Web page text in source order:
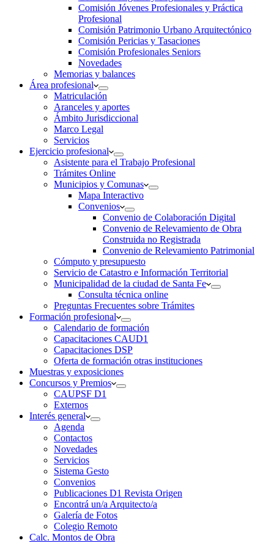
Comisión Jóvenes Profesionales y Práctica
Profesional
Comisión Patrimonio Urbano Arquitectónico
Comisión Pericias y Tasaciones
Comisión Profesionales Seniors
Novedades
Memorias y balances
Área profesional
Matriculación
Aranceles y aportes
Ámbito Jurisdiccional
Marco Legal
Servicios
Ejercicio profesional
Asistente para el Trabajo Profesional
Trámites Online
Municipios y Comunas
Mapa Interactivo
Convenios
Convenio de Colaboración Digital
Convenio de Relevamiento de Obra
Construida no Registrada
Convenio de Relevamiento Patrimonial
Cómputo y presupuesto
Servicio de Catastro e Información Territorial
Municipalidad de la ciudad de Santa Fe
Consulta técnica online
Preguntas Frecuentes sobre Trámites
Formación profesional
Calendario de formación
Capacitaciones CAUD1
Capacitaciones DSP
Oferta de formación otras instituciones
Muestras y exposiciones
Concursos y Premios
CAUPSF D1
Externos
Interés general
Agenda
Contactos
Novedades
Servicios
Sistema Gesto
Convenios
Publicaciones D1 Revista Origen
Encontrá un/a Arquitecto/a
Galería de Fotos
Colegio Remoto
Calc. Montos de Obra